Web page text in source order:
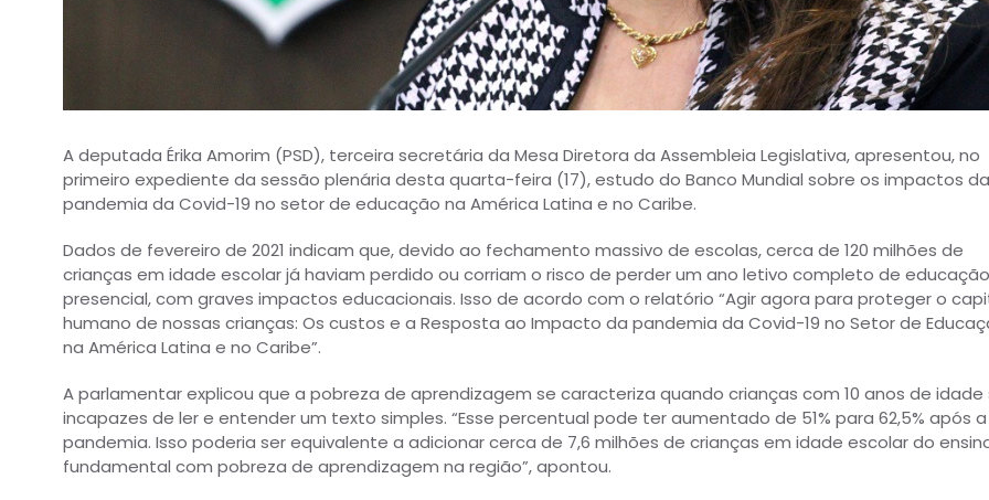
A deputada Érika Amorim (PSD), terceira secretária da Mesa Diretora da Assembleia Legislativa, apresentou, no
primeiro expediente da sessão plenária desta quarta-feira (17), estudo do Banco Mundial sobre os impactos da
pandemia da Covid-19 no setor de educação na América Latina e no Caribe.
Dados de fevereiro de 2021 indicam que, devido ao fechamento massivo de escolas, cerca de 120 milhões de
crianças em idade escolar já haviam perdido ou corriam o risco de perder um ano letivo completo de educação
presencial, com graves impactos educacionais. Isso de acordo com o relatório “Agir agora para proteger o
humano de nossas crianças: Os custos e a Resposta ao Impacto da pandemia da Covid-19 no Setor de
na América Latina e no Caribe”.
A parlamentar explicou que a pobreza de aprendizagem se caracteriza quando crianças com 10 anos de idade
incapazes de ler e entender um texto simples. “Esse percentual pode ter aumentado de 51% para 62,5% após a
pandemia. Isso poderia ser equivalente a adicionar cerca de 7,6 milhões de crianças em idade escolar do
fundamental com pobreza de aprendizagem na região”, apontou.